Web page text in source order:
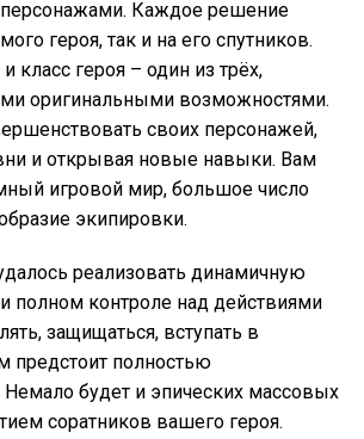
Каждое решение
героя, так и на его спутников.
класс героя – один из трёх,
оригинальными возможностями.
своих персонажей,
и открывая новые навыки. Вам
игровой мир, большое число
экипировки.
реализовать динамичную
полном контроле над действиями
защищаться, вступать в
предстоит полностью
Немало будет и эпических массовых
соратников вашего героя.